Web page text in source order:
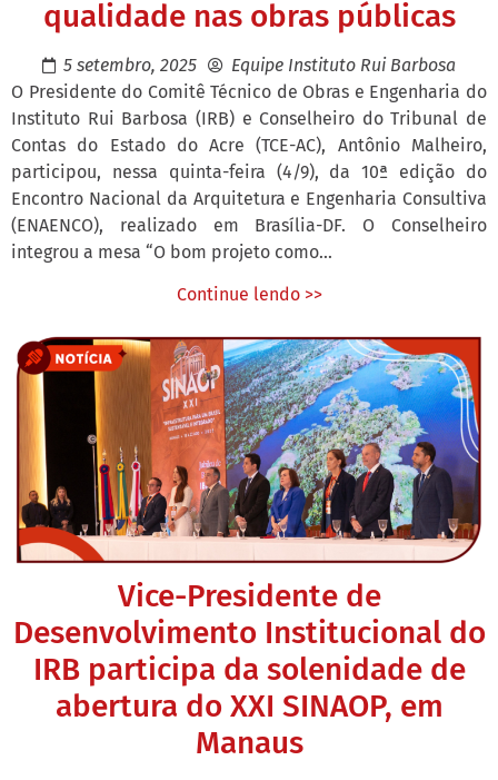
qualidade nas obras públicas
5 setembro, 2025
Equipe Instituto Rui Barbosa
O Presidente do Comitê Técnico de Obras e Engenharia do
Instituto Rui Barbosa (IRB) e Conselheiro do Tribunal de
Contas do Estado do Acre (TCE-AC), Antônio Malheiro,
participou, nessa quinta-feira (4/9), da 10ª edição do
Encontro Nacional da Arquitetura e Engenharia Consultiva
(ENAENCO), realizado em Brasília-DF. O Conselheiro
integrou a mesa “O bom projeto como...
Continue lendo >>
Vice-Presidente de
Desenvolvimento Institucional do
IRB participa da solenidade de
abertura do XXI SINAOP, em
Manaus